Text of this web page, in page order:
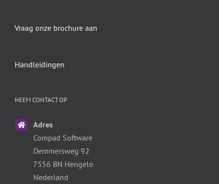
Vraag onze brochure aan
Handleidingen
NEEM CONTACT OP
Adres
Compad Software
Demmersweg 92
7556 BN Hengelo
Nederland